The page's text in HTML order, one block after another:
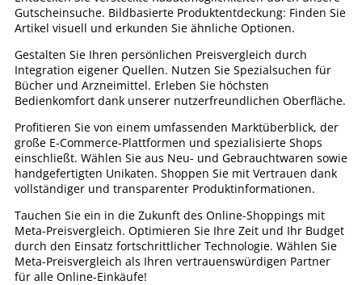
Gutscheinsuche. Bildbasierte Produktentdeckung: Finden Sie
Artikel visuell und erkunden Sie ähnliche Optionen.
Gestalten Sie Ihren persönlichen Preisvergleich durch
Integration eigener Quellen. Nutzen Sie Spezialsuchen für
Bücher und Arzneimittel. Erleben Sie höchsten
Bedienkomfort dank unserer nutzerfreundlichen Oberfläche.
Profitieren Sie von einem umfassenden Marktüberblick, der
große E-Commerce-Plattformen und spezialisierte Shops
einschließt. Wählen Sie aus Neu- und Gebrauchtwaren sowie
handgefertigten Unikaten. Shoppen Sie mit Vertrauen dank
vollständiger und transparenter Produktinformationen.
Tauchen Sie ein in die Zukunft des Online-Shoppings mit
Meta-Preisvergleich. Optimieren Sie Ihre Zeit und Ihr Budget
durch den Einsatz fortschrittlicher Technologie. Wählen Sie
Meta-Preisvergleich als Ihren vertrauenswürdigen Partner
für alle Online-Einkäufe!